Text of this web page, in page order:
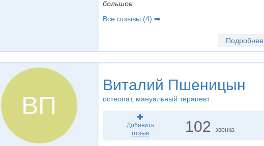
большое
Все отзывы (4) ➡️
Подробнее
ВП
Виталий Пшеницын
остеопат, мануальный терапевт
Добавить
отзыв
102звонка